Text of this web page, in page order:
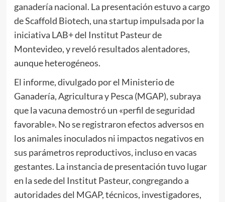
ganadería nacional. La presentación estuvo a cargo
de Scaffold Biotech, una startup impulsada por la
iniciativa LAB+ del Institut Pasteur de
Montevideo, y reveló resultados alentadores,
aunque heterogéneos.
El informe, divulgado por el Ministerio de
Ganadería, Agricultura y Pesca (MGAP), subraya
que la vacuna demostró un «perfil de seguridad
favorable». No se registraron efectos adversos en
los animales inoculados ni impactos negativos en
sus parámetros reproductivos, incluso en vacas
gestantes. La instancia de presentación tuvo lugar
en la sede del Institut Pasteur, congregando a
autoridades del MGAP, técnicos, investigadores,